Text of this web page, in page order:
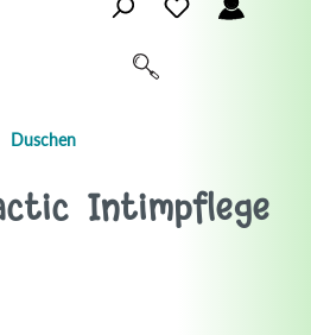
Duschen
Intimpflege